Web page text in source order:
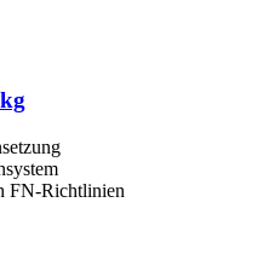
FN-Richtlinien